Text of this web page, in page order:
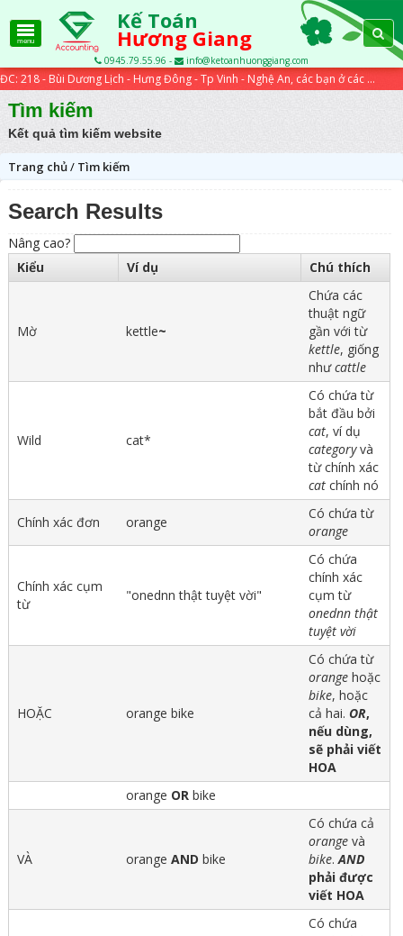
menu
Kế Toán
Hương Giang
0945.79.55.96 - info@ketoanhuonggiang.com
ĐC: 218 - Bùi Dương Lịch - Hưng Đông - Tp Vinh - Nghệ An, các bạn ở các tỉnh xa có thể học trực tuyến qua các bài viết trên website...
Tìm kiếm
Kết quả tìm kiếm website
Trang chủ/ Tìm kiếm
Search Results
Nâng cao?
Kiểu
Ví dụ Chú thích
Mờ kettle~
Chứa các
thuật ngữ
gần với từ
kettle, giống
nhưcattle
Wild cat*
Có chứa từ
bắt đầu bởi
cat, ví dụ
categoryvà
từ chính xác
catchính nó
Chính xác đơn orange
Có chứa từ
orange
Chính xác cụm
từ
"onednn thật tuyệt vời"
Có chứa
chính xác
cụm từ
onednn thật
tuyệt vời
HOẶC orange bike
Có chứa từ
orangehoặc
bike, hoặc
cả hai. OR,
nếu dùng,
sẽ phải viết
HOA
orange ORbike
VÀ orange AND bike
Có chứa cả
orangevà
bike.AND
phải được
viết HOA
Có chứa